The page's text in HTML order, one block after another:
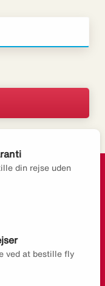
din rejse uden
ved at bestille fly